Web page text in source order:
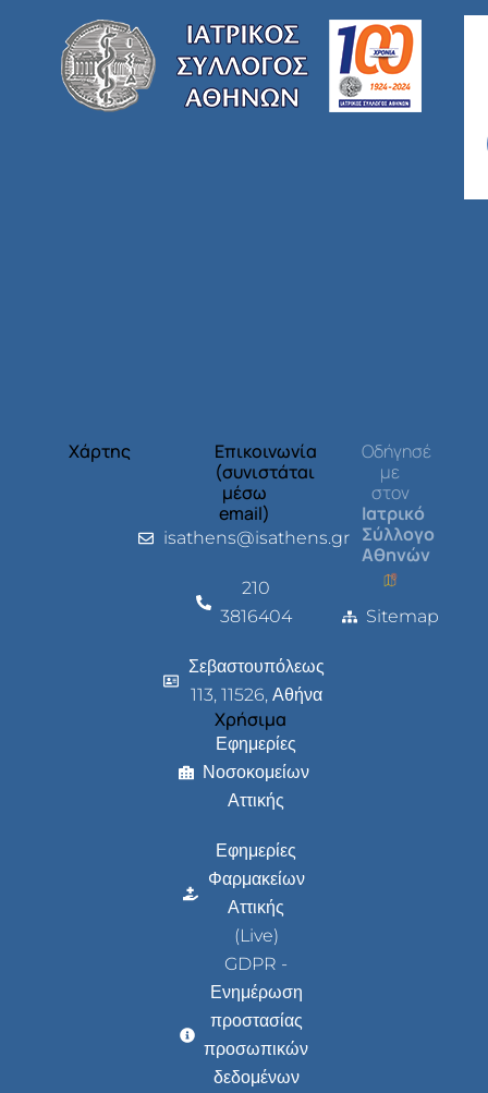
Χάρτης
Επικοινωνία
(συνιστάται
μέσω
email)
isathens@isathens.gr
210
3816404
Σεβαστουπόλεως
113, 11526, Αθήνα
Χρήσιμα
Εφημερίες
Νοσοκομείων
Αττικής
Εφημερίες
Φαρμακείων
Αττικής
(Live)
GDPR -
Ενημέρωση
προστασίας
προσωπικών
δεδομένων
Οδήγησέ
με
στον
Ιατρικό
Σύλλογο
Αθηνών
Sitemap